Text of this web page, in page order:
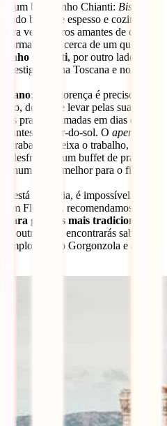
um bom vinho Chianti: Bistecca
bastante espesso e cozinhado
verdadeiros amantes de carne
normalmente cerca de um quilo e é
vinho Chianti, por outro lado, é
prestigiados na Toscana e no
: Em Florença é preciso
deixar-se levar pelas suas
praças animadas em dias de
antes do pôr-do-sol. O aperitivi
trabalho. Deixa o trabalho, pede
desfruta de um buffet de pratos
num plano melhor para o fim da
está em Itália, é impossível não
Florença, recomendamos-te
para gelados mais tradicionais.
por outro lado, encontrarás sabores
queijo Gorgonzola e as